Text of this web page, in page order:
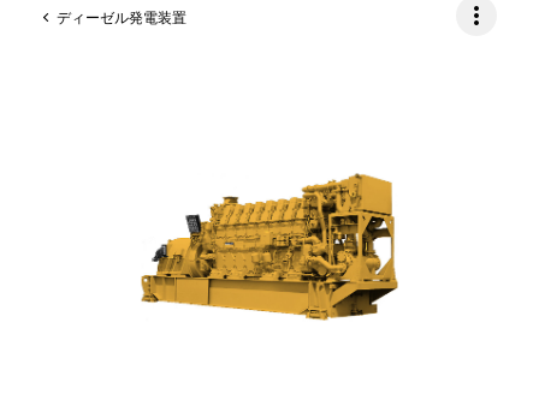
ディーゼル発電装置 more_vert